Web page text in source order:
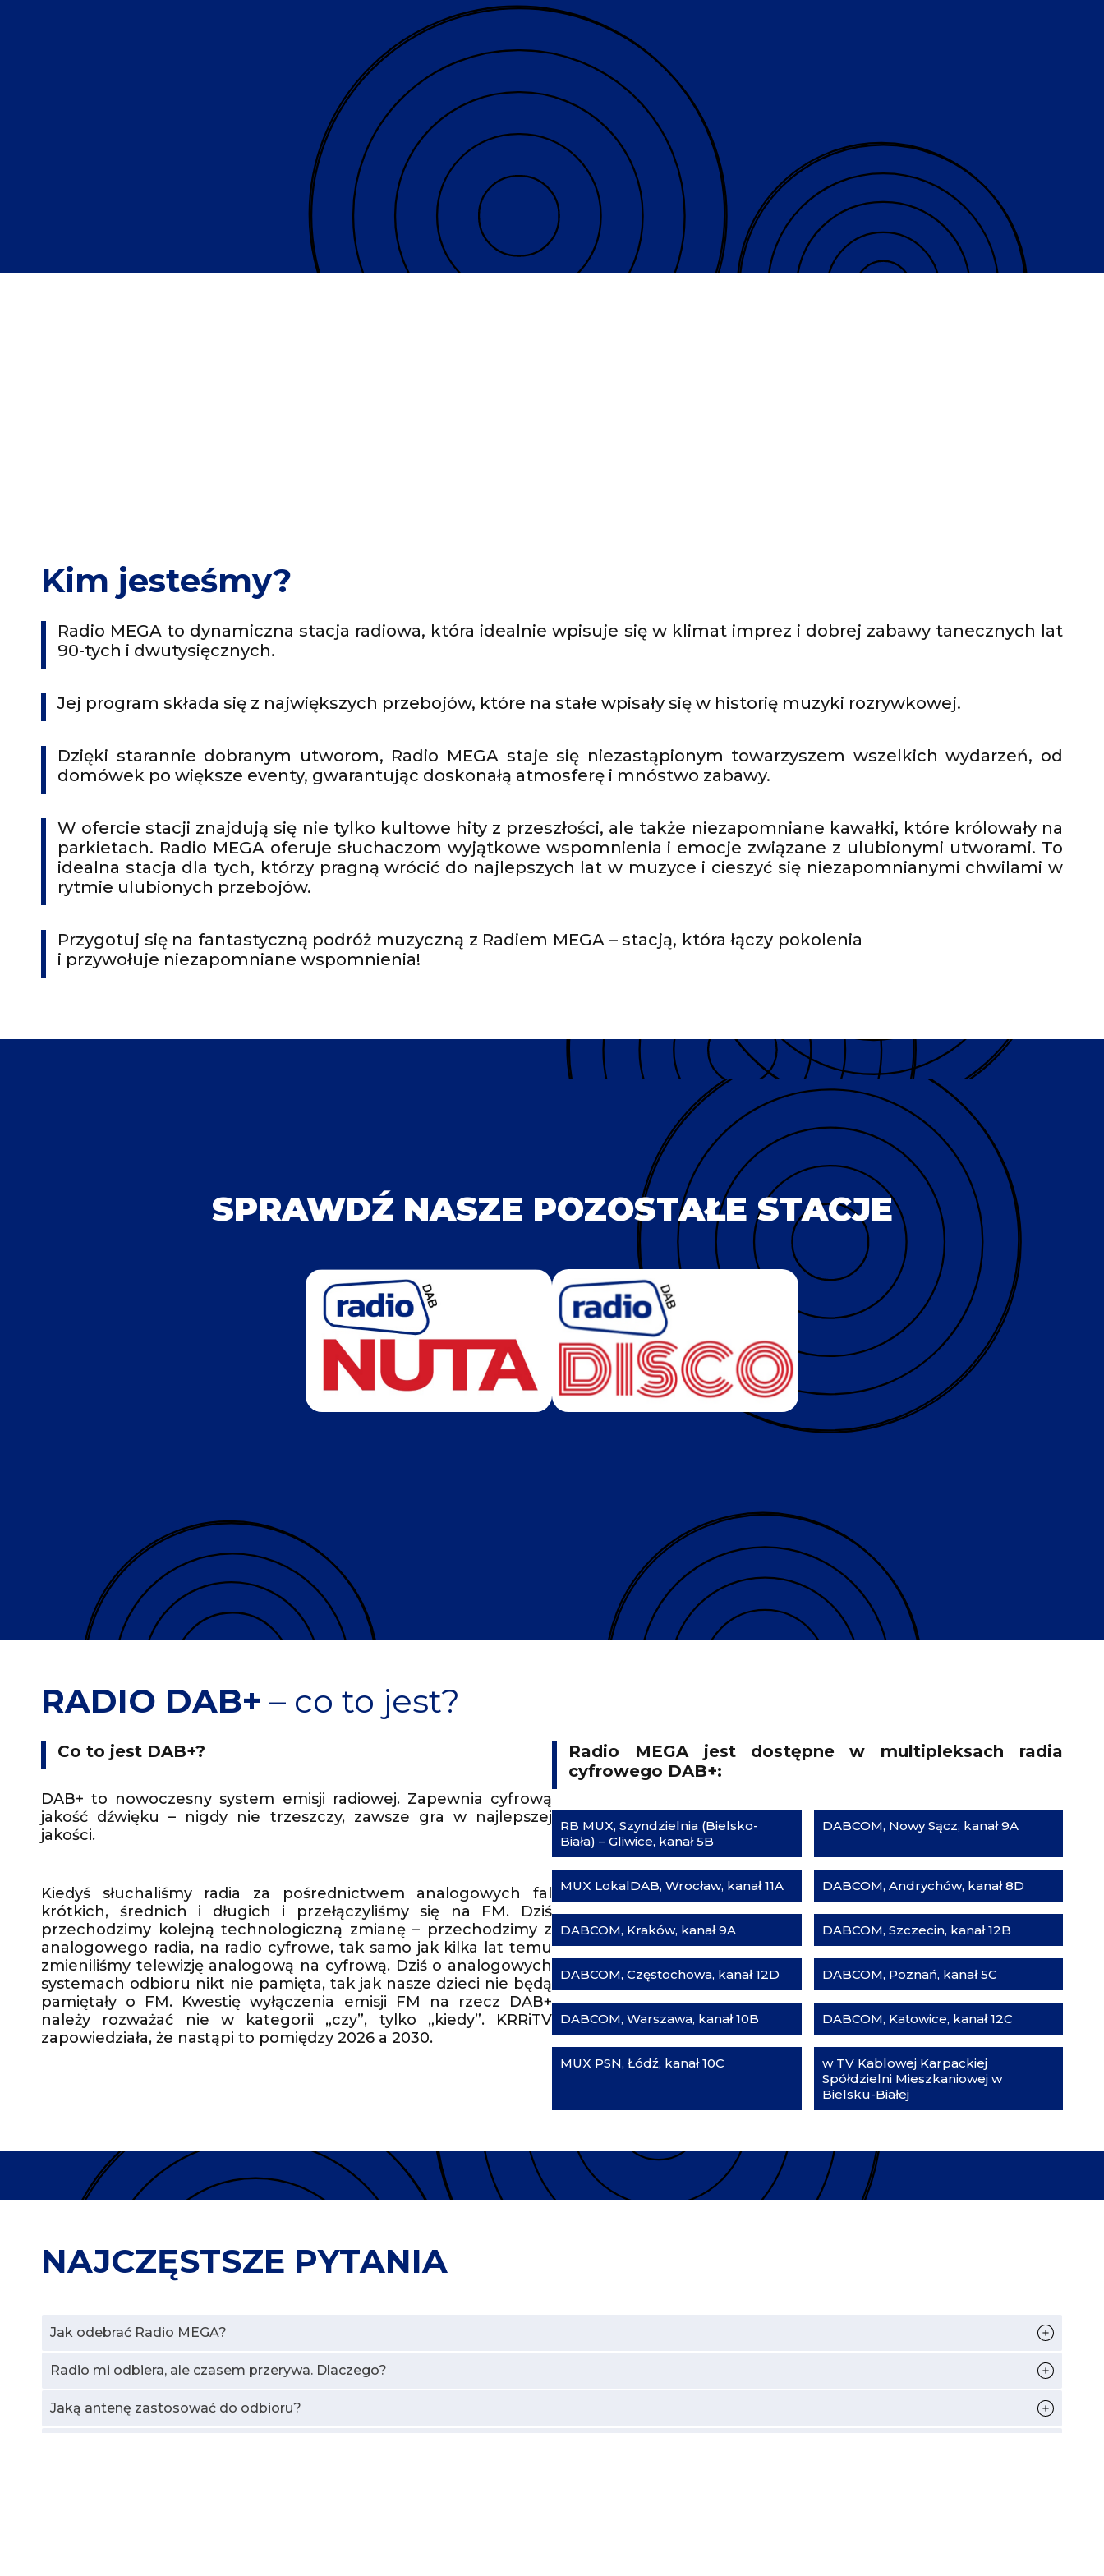
Kim jesteśmy?
Radio MEGA to dynamiczna stacja radiowa, która idealnie wpisuje się w klimat imprez i dobrej zabawy tanecznych lat
90-tych i dwutysięcznych.
Jej program składa się z największych przebojów, które na stałe wpisały się w historię muzyki rozrywkowej.
Dzięki starannie dobranym utworom, Radio MEGA staje się niezastąpionym towarzyszem wszelkich wydarzeń, od
domówek po większe eventy, gwarantując doskonałą atmosferę i mnóstwo zabawy.
W ofercie stacji znajdują się nie tylko kultowe hity z przeszłości, ale także niezapomniane kawałki, które królowały na
parkietach. Radio MEGA oferuje słuchaczom wyjątkowe wspomnienia i emocje związane z ulubionymi utworami. To
idealna stacja dla tych, którzy pragną wrócić do najlepszych lat w muzyce i cieszyć się niezapomnianymi chwilami w
rytmie ulubionych przebojów.
Przygotuj się na fantastyczną podróż muzyczną z Radiem MEGA – stacją, która łączy pokolenia
i przywołuje niezapomniane wspomnienia!
SPRAWDŹ NASZE POZOSTAŁE STACJE
RADIO DAB+ – co to jest?
Co to jest DAB+?
DAB+ to nowoczesny system emisji radiowej. Zapewnia cyfrową
jakość dźwięku – nigdy nie trzeszczy, zawsze gra w najlepszej
jakości.
Kiedyś słuchaliśmy radia za pośrednictwem analogowych fal
krótkich, średnich i długich i przełączyliśmy się na FM. Dziś
przechodzimy kolejną technologiczną zmianę – przechodzimy z
analogowego radia, na radio cyfrowe, tak samo jak kilka lat temu
zmieniliśmy telewizję analogową na cyfrową. Dziś o analogowych
systemach odbioru nikt nie pamięta, tak jak nasze dzieci nie będą
pamiętały o FM. Kwestię wyłączenia emisji FM na rzecz DAB+
należy rozważać nie w kategorii „czy”, tylko „kiedy”. KRRiTV
zapowiedziała, że nastąpi to pomiędzy 2026 a 2030.
Radio MEGA jest dostępne w multipleksach radia
cyfrowego DAB+:
RB MUX, Szyndzielnia (Bielsko-
Biała) – Gliwice, kanał 5B
DABCOM, Nowy Sącz, kanał 9A
MUX LokalDAB, Wrocław, kanał 11A DABCOM, Andrychów, kanał 8D
DABCOM, Kraków, kanał 9A DABCOM, Szczecin, kanał 12B
DABCOM, Częstochowa, kanał 12D DABCOM, Poznań, kanał 5C
DABCOM, Warszawa, kanał 10B DABCOM, Katowice, kanał 12C
MUX PSN, Łódź, kanał 10C
w TV Kablowej Karpackiej
Spółdzielni Mieszkaniowej w
Bielsku-Białej
NAJCZĘSTSZE PYTANIA
Jak odebrać Radio MEGA?
Radio mi odbiera, ale czasem przerywa. Dlaczego?
Jaką antenę zastosować do odbioru?